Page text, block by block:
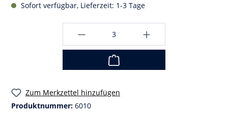
Sofort verfügbar, Lieferzeit: 1-3 Tage
Zum Merkzettel hinzufügen
Produktnummer: 6010